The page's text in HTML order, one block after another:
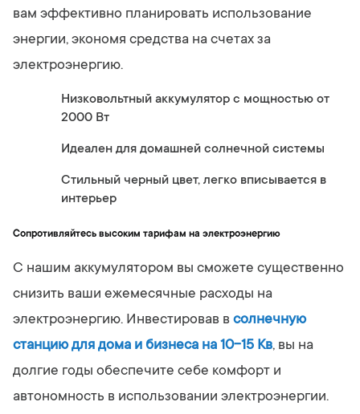
вам эффективно планировать использование
энергии, экономя средства на счетах за
электроэнергию.
Низковольтный аккумулятор с мощностью от
2000 Вт
Идеален для домашней солнечной системы
Стильный черный цвет, легко вписывается в
интерьер
Сопротивляйтесь высоким тарифам на электроэнергию
С нашим аккумулятором вы сможете существенно
снизить ваши ежемесячные расходы на
электроэнергию. Инвестировав в солнечную
станцию для дома и бизнеса на 10-15 Кв, вы на
долгие годы обеспечите себе комфорт и
автономность в использовании электроэнергии.